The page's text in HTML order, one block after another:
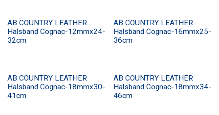
AB COUNTRY LEATHER
Halsband Cognac-12mmx24-
32cm
AB COUNTRY LEATHER
Halsband Cognac-16mmx25-
36cm
AB COUNTRY LEATHER
Halsband Cognac-18mmx30-
41cm
AB COUNTRY LEATHER
Halsband Cognac-18mmx34-
46cm